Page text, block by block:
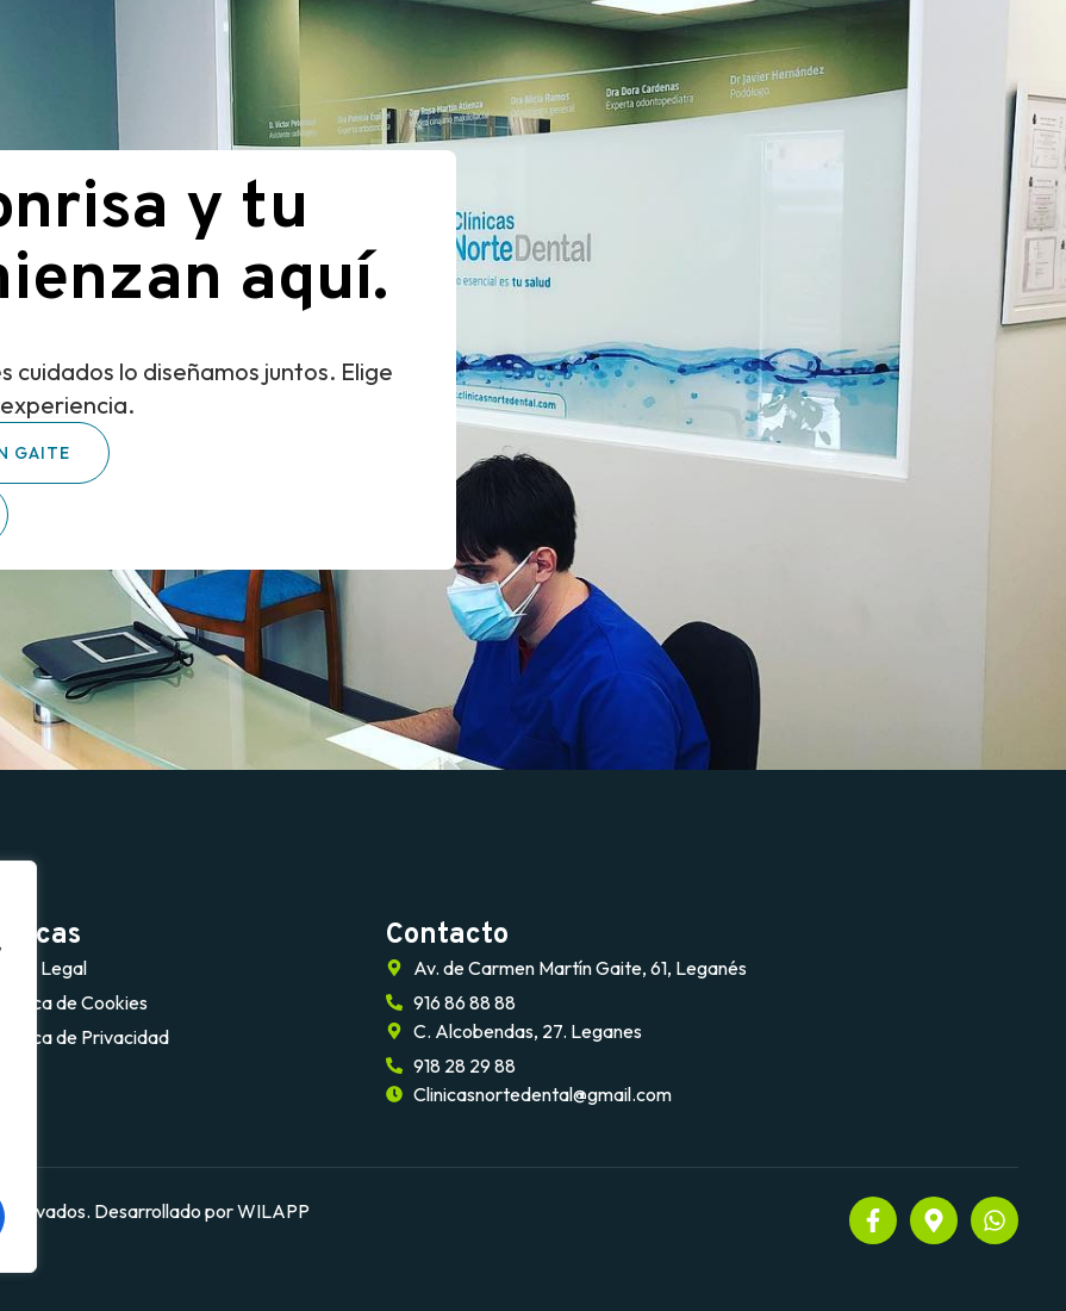
y tu
aquí.
cuidados lo diseñamos juntos. Elige
GAITE
Legal
Política de Cookies
Política de Privacidad
Contacto
Av. de Carmen Martín Gaite, 61, Leganés
916 86 88 88
C. Alcobendas, 27. Leganes
918 28 29 88
Clinicasnortedental@gmail.com
Desarrollado por WILAPP